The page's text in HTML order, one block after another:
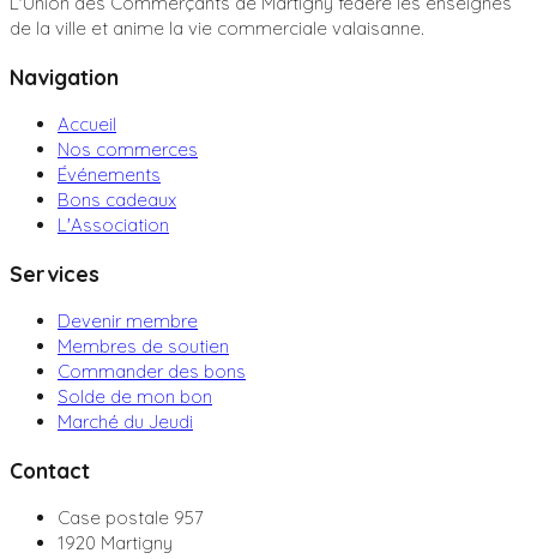
de la ville et anime la vie commerciale valaisanne.
Navigation
Accueil
Nos commerces
Événements
Bons cadeaux
L'Association
Services
Devenir membre
Membres de soutien
Commander des bons
Solde de mon bon
Marché du Jeudi
Contact
Case postale 957
1920 Martigny